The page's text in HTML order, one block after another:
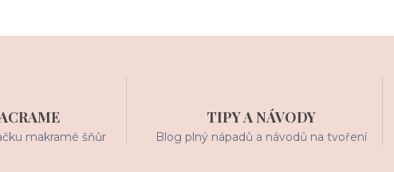
makramé šňůr
TIPY A NÁVODY
Blog plný nápadů a návodů na tvoření